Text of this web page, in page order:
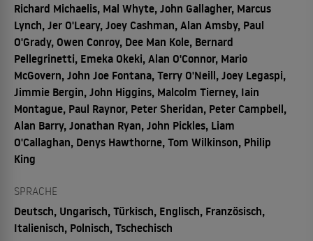
Richard Michaelis, Mal Whyte, John Gallagher, Marcus
Lynch, Jer O'Leary, Joey Cashman, Alan Amsby, Paul
O'Grady, Owen Conroy, Dee Man Kole, Bernard
Pellegrinetti, Emeka Okeki, Alan O'Connor, Mario
McGovern, John Joe Fontana, Terry O'Neill, Joey Legaspi,
Jimmie Bergin, John Higgins, Malcolm Tierney, Iain
Montague, Paul Raynor, Peter Sheridan, Peter Campbell,
Alan Barry, Jonathan Ryan, John Pickles, Liam
O'Callaghan, Denys Hawthorne, Tom Wilkinson, Philip
King
SPRACHE
Deutsch, Ungarisch, Türkisch, Englisch, Französisch,
Italienisch, Polnisch, Tschechisch